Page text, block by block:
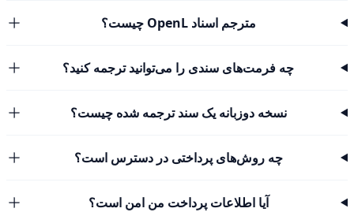
مترجم اسناد OpenL چیست؟
چه فرمت‌های سندی را می‌توانید ترجمه کنید؟
نسخه دوزبانه یک سند ترجمه شده چیست؟
چه روش‌های پرداختی در دسترس است؟
آیا اطلاعات پرداخت من امن است؟